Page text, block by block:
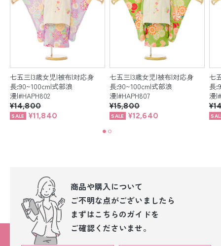
七五三|3歳女児|被布|対応身
長:90~100cm|式部浪
漫|#HAPH802
¥14,800
¥11,840
七五三|3歳女児|被布|対応身
長:90~100cm|式部浪
漫|#HAPH807
¥15,800
¥12,640
七
長
漫
商品や購入について
ご不明な点がございましたら
まずはこちらのガイドを
ご確認くださいませ。